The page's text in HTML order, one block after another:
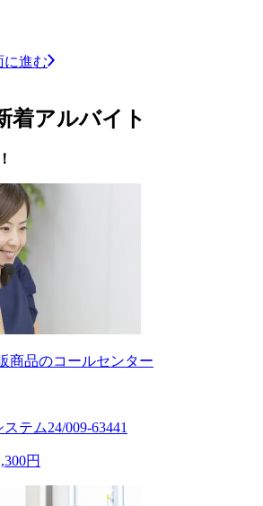
に進む
着アルバイト
商品のコールセンター
テム24/009-63441
円